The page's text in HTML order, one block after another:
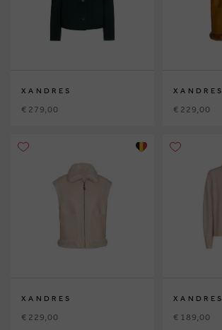
XANDRES
€ 279,00
XANDRES
€ 229,00
XANDRES
€ 229,00
XANDRES
€ 189,00